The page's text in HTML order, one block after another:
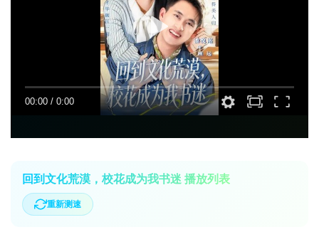
00:00 / 0:00
回到文化荒漠，校花成为我书迷 播放列表
重新测速